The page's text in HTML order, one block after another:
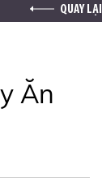
QUAY LẠI
Ăn